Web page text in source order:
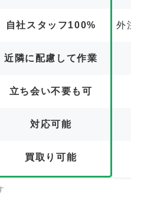
自社スタッフ100%
近隣に配慮して作業
立ち会い不要も可
対応可能
買取り可能
外注